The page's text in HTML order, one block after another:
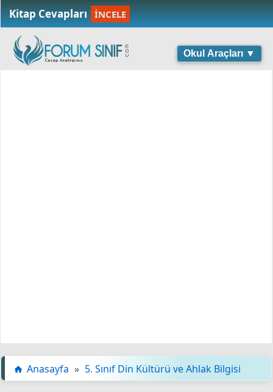
Kitap Cevapları İNCELE
Okul Araçları ▼
Anasayfa » 5. Sınıf Din Kültürü ve Ahlak Bilgisi